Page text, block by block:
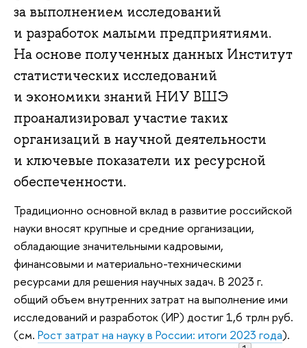
за выполнением исследований
и разработок малыми предприятиями.
На основе полученных данных Институт
статистических исследований
и экономики знаний НИУ ВШЭ
проанализировал участие таких
организаций в научной деятельности
и ключевые показатели их ресурсной
обеспеченности.
Традиционно основной вклад в развитие российской
науки вносят крупные и средние организации,
обладающие значительными кадровыми,
финансовыми и материально-техническими
ресурсами для решения научных задач. В 2023 г.
общий объем внутренних затрат на выполнение ими
исследований и разработок (ИР) достиг 1,6 трлн руб.
(см. Рост затрат на науку в России: итоги 2023 года).